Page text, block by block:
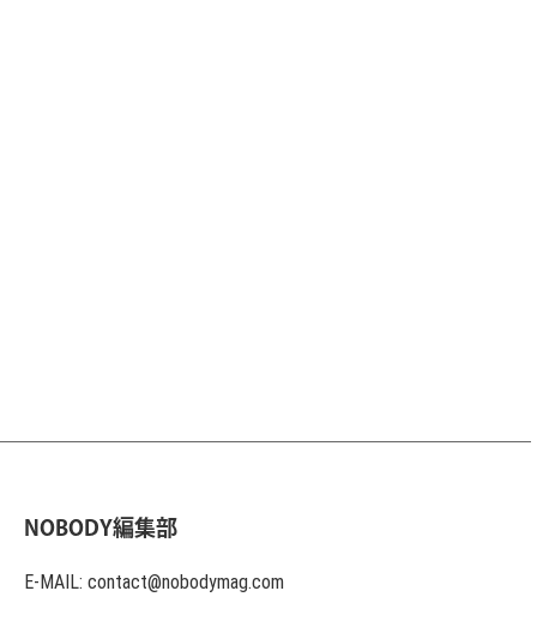
NOBODY編集部
E-MAIL: contact@nobodymag.com